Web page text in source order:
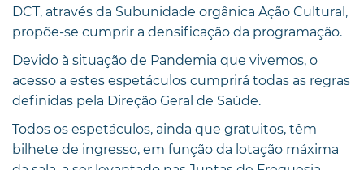
DCT, através da Subunidade orgânica Ação Cultural,
propõe-se cumprir a densificação da programação.
Devido à situação de Pandemia que vivemos, o
acesso a estes espetáculos cumprirá todas as regras
definidas pela Direção Geral de Saúde.
Todos os espetáculos, ainda que gratuitos, têm
bilhete de ingresso, em função da lotação máxima